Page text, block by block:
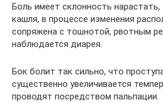
Боль имеет склонность нарастать,
кашля, в процессе изменения
сопряжена с тошнотой, рвотным
наблюдается диарея.
Бок болит так сильно, что
существенно увеличивается
проводят посредством пальпации.